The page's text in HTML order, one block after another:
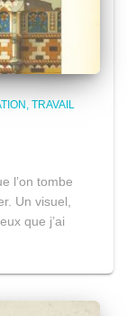
TRAVAIL
l’on tombe
Un visuel,
que j’ai